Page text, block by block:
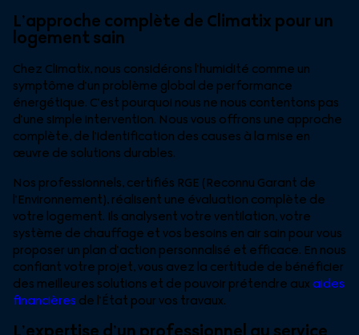
L’approche complète de Climatix pour un
logement sain
Chez Climatix, nous considérons l’humidité comme un
symptôme d’un problème global de performance
énergétique. C’est pourquoi nous ne nous contentons pas
d’une simple intervention. Nous vous offrons une approche
complète, de l’identification des causes à la mise en
œuvre de solutions durables.
Nos professionnels, certifiés RGE (Reconnu Garant de
l’Environnement), réalisent une évaluation complète de
votre logement. Ils analysent votre ventilation, votre
système de chauffage et vos besoins en air sain pour vous
proposer un plan d’action personnalisé et efficace. En nous
confiant votre projet, vous avez la certitude de bénéficier
des meilleures solutions et de pouvoir prétendre auxaides
financières de l’État pour vos travaux.